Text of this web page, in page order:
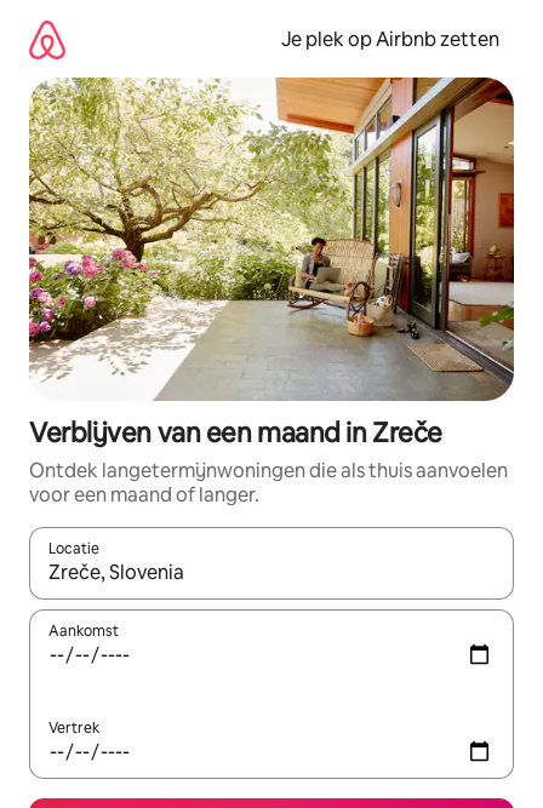
direct
naar
inhoud
Je plek op Airbnb zetten
Verblijven van een maand in Zreče
Ontdek langetermijnwoningen die als thuis aanvoelen
voor een maand of langer.
Locatie
Wanneer er resultaten beschikbaar zijn, maak je een keuze
Aankomst
Vertrek